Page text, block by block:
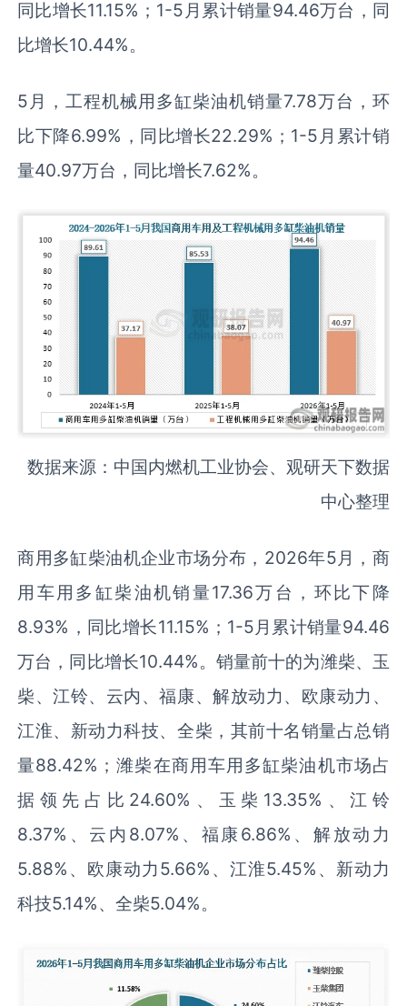
同比增长11.15%；1-5月累计销量94.46万台，同
比增长10.44%。
5月，工程机械用多缸柴油机销量7.78万台，环
比下降6.99%，同比增长22.29%；1-5月累计销
量40.97万台，同比增长7.62%。
数据来源：中国内燃机工业协会、观研天下数据
中心整理
商用多缸柴油机企业市场分布，2026年5月，商
用车用多缸柴油机销量17.36万台，环比下降
8.93%，同比增长11.15%；1-5月累计销量94.46
万台，同比增长10.44%。销量前十的为潍柴、玉
柴、江铃、云内、福康、解放动力、欧康动力、
江淮、新动力科技、全柴，其前十名销量占总销
量88.42%；潍柴在商用车用多缸柴油机市场占
据领先占比24.60%、玉柴13.35%、江铃
8.37%、云内8.07%、福康6.86%、解放动力
5.88%、欧康动力5.66%、江淮5.45%、新动力
科技5.14%、全柴5.04%。